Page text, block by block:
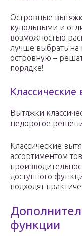
Островные
купольными и
возможностью
лучше выбрать
островную –
порядке!
Вытяжки
недорогое
Классические
ассортиментом
доступного
подходят
функции